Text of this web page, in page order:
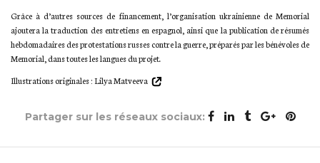
Grâce à d’autres sources de financement, l’organisation ukrainienne de Memorial
ajoutera la traduction des entretiens en espagnol, ainsi que la publication de résumés
hebdomadaires des protestations russes contre la guerre, préparés par les bénévoles de
Memorial, dans toutes les langues du projet.
Illustrations originales :Lilya Matveeva
Partager sur les réseaux sociaux: